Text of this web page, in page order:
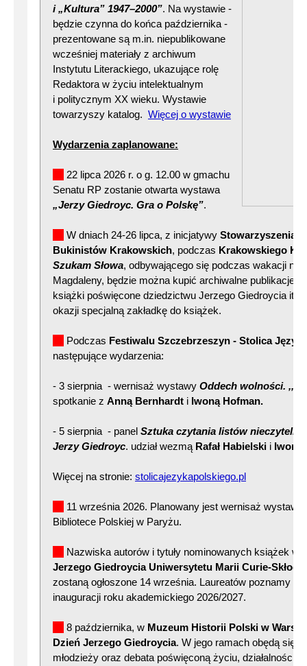
i „Kultura” 1947–2000”. Na wystawie -
będzie czynna do końca października -
prezentowane są m.in. niepublikowane
wcześniej materiały z archiwum
Instytutu Literackiego, ukazujące rolę
Redaktora w życiu intelektualnym
i politycznym XX wieku. Wystawie
towarzyszy katalog. Więcej o wystawie
Wydarzenia zaplanowane:
22 lipca 2026 r. o g. 12.00 w gmachu
Senatu RP zostanie otwarta wystawa
„Jerzy Giedroyc. Gra o Polskę”.
W dniach 24-26 lipca, z inicjatywy Stowarzyszenia
Bukinistów Krakowskich, podczas Krakowskiego
Szukam Słowa, odbywającego się podczas wakacji na
Magdaleny, będzie można kupić archiwalne publikacje
książki poświęcone dziedzictwu Jerzego Giedroycia itp.
okazji specjalną zakładkę do książek.
Podczas Festiwalu Szczebrzeszyn - Stolica
następujące wydarzenia:
- 3 sierpnia - wernisaż wystawy Oddech wolności.
spotkanie z Anną Bernhardt i Iwoną Hofman.
- 5 sierpnia - panel Sztuka czytania listów
Jerzy Giedroyc. udział wezmą Rafał Habielski i Iwona
Więcej na stronie: stolicajezykapolskiego.pl
11 września 2026. Planowany jest wernisaż wystawy
Bibliotece Polskiej w Paryżu.
Nazwiska autorów i tytuły nominowanych książek w
Jerzego Giedroycia Uniwersytetu Marii Curie-
zostaną ogłoszone 14 września. Laureatów poznamy
inauguracji roku akademickiego 2026/2027.
8 października, w Muzeum Historii Polski w
Dzień Jerzego Giedroycia. W jego ramach obędą się
młodzieży oraz debata poświęconą życiu, działalności i